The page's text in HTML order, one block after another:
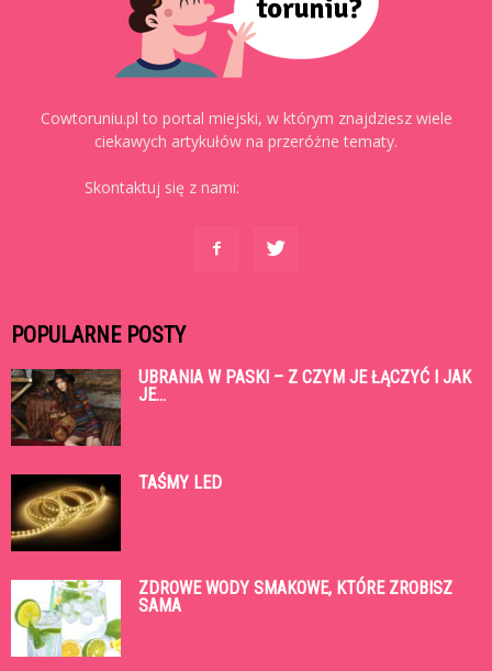
Cowtoruniu.pl to portal miejski, w którym znajdziesz wiele
ciekawych artykułów na przeróżne tematy.
Skontaktuj się z nami:
POPULARNE POSTY
UBRANIA W PASKI – Z CZYM JE ŁĄCZYĆ I JAK
JE...
TAŚMY LED
ZDROWE WODY SMAKOWE, KTÓRE ZROBISZ
SAMA